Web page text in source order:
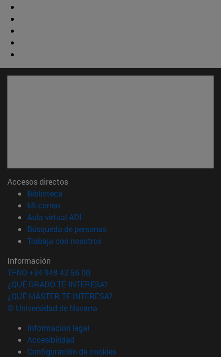
Accesos directos
Biblioteca
Mi correo(abre en nueva ventana)
Aula virtual ADI
Búsqueda de personas(abre en nueva ventana)
Trabaja con nosotros(abre en nueva ventana)
Información
TFNO +34 948 42 56 00
¿QUÉ GRADO TE INTERESA?
¿QUÉ MÁSTER TE INTERESA?
© Universidad de Navarra
Información legal
Accesibilidad
Configuración de cookies